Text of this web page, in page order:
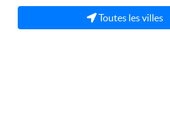
Toutes les villes